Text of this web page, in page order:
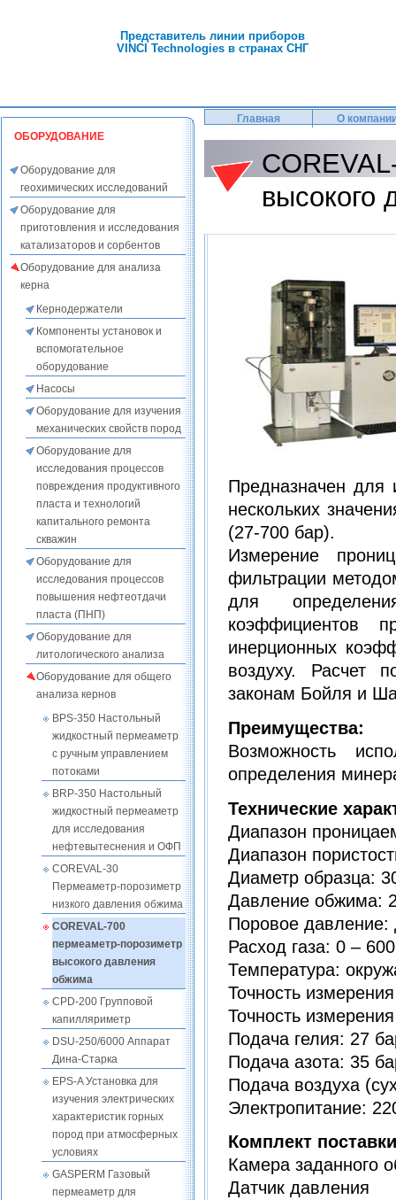
Представитель линии приборов
VINCI Technologies в странах СНГ
ОБОРУДОВАНИЕ
Оборудование для
геохимических исследований
Оборудование для
приготовления и исследования
катализаторов и сорбентов
Оборудование для анализа
керна
Кернодержатели
Компоненты установок и
вспомогательное
оборудование
Насосы
Оборудование для изучения
механических свойств пород
Оборудование для
исследования процессов
повреждения продуктивного
пласта и технологий
капитального ремонта
скважин
Оборудование для
исследования процессов
повышения нефтеотдачи
пласта (ПНП)
Оборудование для
литологического анализа
Оборудование для общего
анализа кернов
BPS-350 Настольный
жидкостный пермеаметр
с ручным управлением
потоками
BRP-350 Настольный
жидкостный пермеаметр
для исследования
нефтевытеснения и ОФП
COREVAL-30
Пермеаметр-порозиметр
низкого давления обжима
COREVAL-700
пермеаметр-порозиметр
высокого давления
обжима
CPD-200 Групповой
капилляриметр
DSU-250/6000 Аппарат
Дина-Старка
EPS-A Установка для
изучения электрических
характеристик горных
пород при атмосферных
условиях
GASPERM Газовый
пермеаметр для
Главная О
высокого
Предназначен для
нескольких
(27-700 бар).
Измерение
фильтрации
для
коэффициентов
инерционных
воздуху. Расчет
законам Бойля и
Преимущества:
Возможность
определения
Технические
Диапазон
Диапазон
Диаметр образца:
Давление обжима:
Поровое давление:
Расход газа: 0 –
Температура:
Точность
Точность
Подача гелия: 27
Подача азота: 35
Подача воздуха
Электропитание:
Комплект
Камера заданного
Датчик давления